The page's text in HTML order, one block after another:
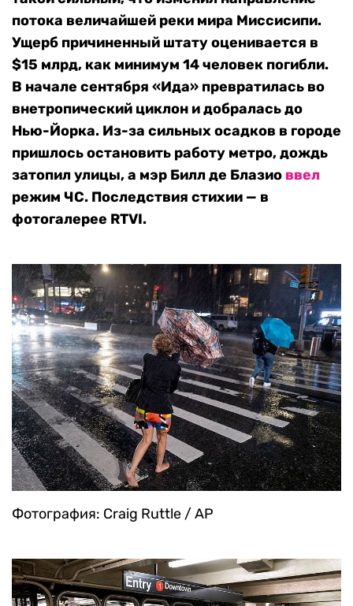
потока величайшей реки мира Миссисипи.
Ущерб причиненный штату оценивается в
$15 млрд, как минимум 14 человек погибли.
В начале сентября «Ида» превратилась во
внетропический циклон и добралась до
Нью-Йорка. Из-за сильных осадков в городе
пришлось остановить работу метро, дождь
затопил улицы, а мэр Билл де Блазио ввел
режим ЧС. Последствия стихии — в
фотогалерее RTVI.
Фотография: Craig Ruttle / AP